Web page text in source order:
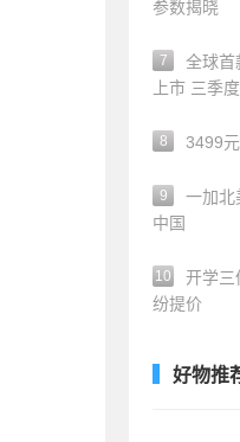
参数揭晓
7
全球首
上市 三季
8 3499
9
一加北
中国
10
开学三
纷提价
好物推